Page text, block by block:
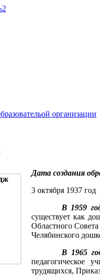
организации
Дата создания
3 октября 1937 год
В 1959
существует как
Областного
Челябинского
В 1965
педагогическое
трудящихся,